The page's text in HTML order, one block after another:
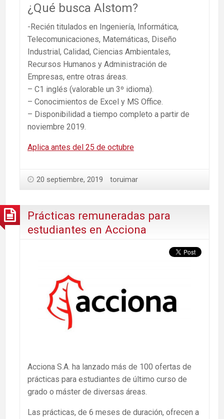
¿Qué busca Alstom?
-Recién titulados en Ingeniería, Informática,
Telecomunicaciones, Matemáticas, Diseño
Industrial, Calidad, Ciencias Ambientales,
Recursos Humanos y Administración de
Empresas, entre otras áreas.
– C1 inglés (valorable un 3º idioma).
– Conocimientos de Excel y MS Office.
– Disponibilidad a tiempo completo a partir de
noviembre 2019.
Aplica antes del 25 de octubre
20 septiembre, 2019 toruimar
Prácticas remuneradas para
estudiantes en Acciona
Acciona S.A. ha lanzado más de 100 ofertas de
prácticas para estudiantes de último curso de
grado o máster de diversas áreas.
Las prácticas, de 6 meses de duración, ofrecen a